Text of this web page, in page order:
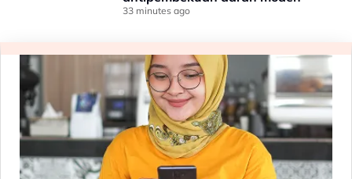
33 minutes ago